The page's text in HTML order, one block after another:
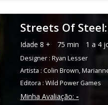
Streets Of
Idade 8 + 75 min 1 a 4
Designer : Ryan Lesser
Artista : Colin Brown,
Editora : Wild Power Games
Minha Avaliação: -